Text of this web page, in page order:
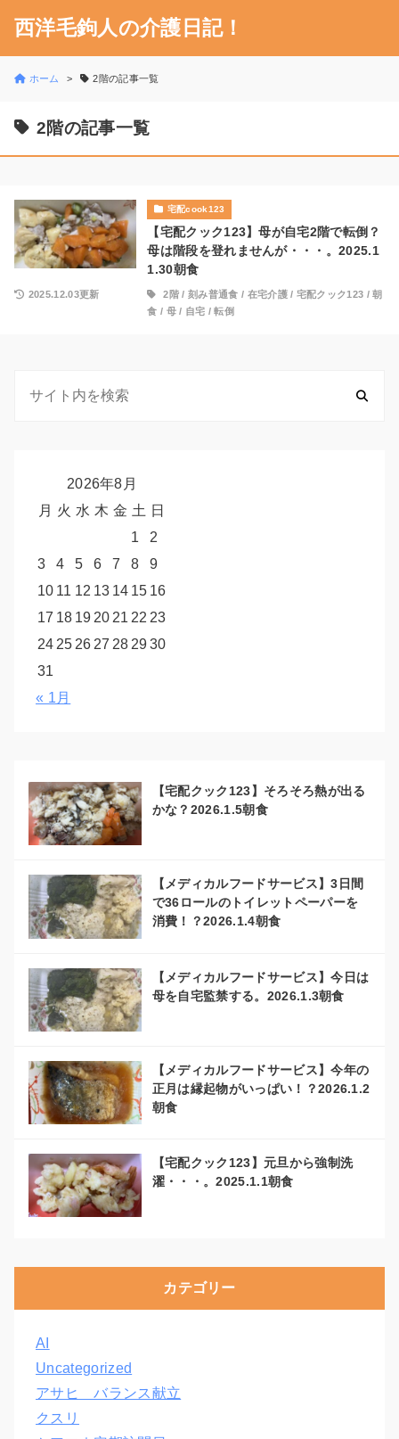
西洋毛鉤人の介護日記！
ホーム 2階の記事一覧
2階の記事一覧
宅配cook123
【宅配クック123】母が自宅2階で転倒？
母は階段を登れませんが・・・。2025.1
1.30朝食
2025.12.03更新 2階 / 刻み普通食 / 在宅介護/ 宅配クック123 /朝
食 / 母/ 自宅 /転倒
2026年8月
月 火 水 木 金 土 日
1
2
3
4 5 6 7 8
9
10 11 12 13 14 15 16
17 18 19 20 21 22 23
24 25 26 27 28 2930
31
« 1月
【宅配クック123】そろそろ熱が出る
かな？2026.1.5朝食
【メディカルフードサービス】3日間
で36ロールのトイレットペーパーを
消費！？2026.1.4朝食
【メディカルフードサービス】今日は
母を自宅監禁する。2026.1.3朝食
【メディカルフードサービス】今年の
正月は縁起物がいっぱい！？2026.1.2
朝食
【宅配クック123】元旦から強制洗
濯・・・。2025.1.1朝食
カテゴリー
AI
Uncategorized
アサヒ バランス献立
クスリ